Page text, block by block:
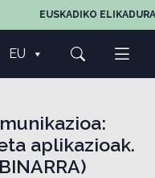
EUSKADIKO
EU
aplikazioak.